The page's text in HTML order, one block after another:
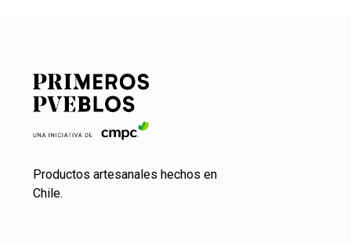
Productos artesanales hechos en
Chile.